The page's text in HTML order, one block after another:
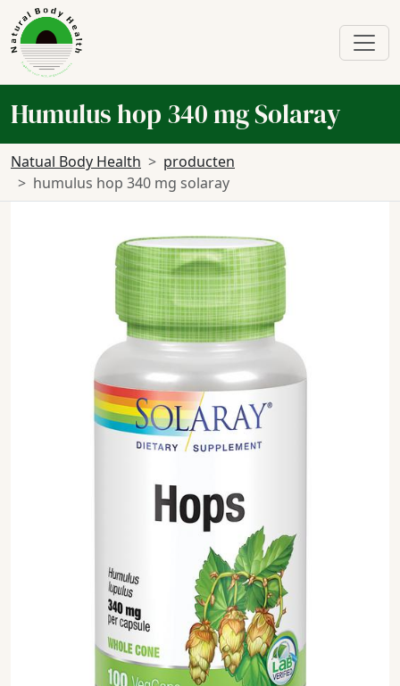
Humulus hop 340 mg Solaray
Natual Body Health
producten
humulus hop 340 mg solaray